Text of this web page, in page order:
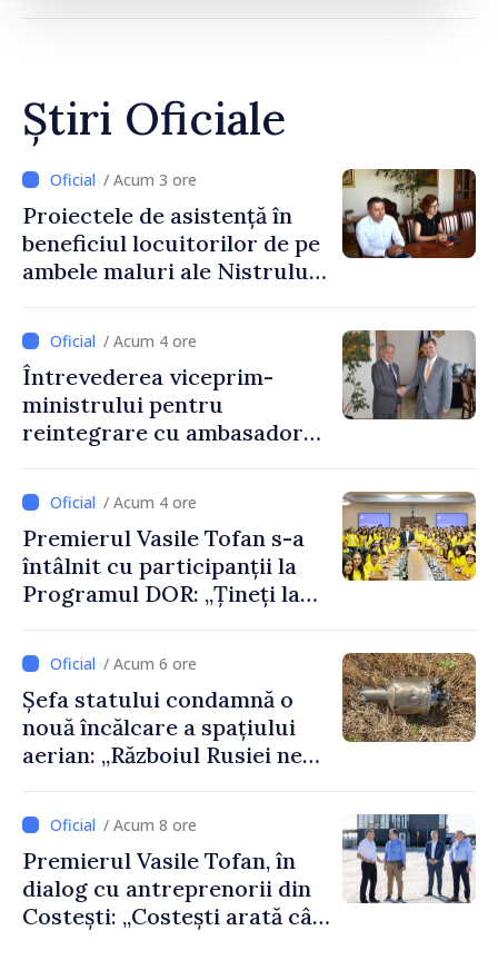
Știri Oficiale
/ Acum 3 ore
Proiectele de asistență în
beneficiul locuitorilor de pe
ambele maluri ale Nistrului
viceprim-ministrului cu
reprezentanta rezidentă a
PNUD în Republica Moldova,
Daniela Gasparikova
/ Acum 4 ore
Întrevederea viceprim-
ministrului pentru
reintegrare cu ambasadorul
Moldova
/ Acum 4 ore
Premierul Vasile Tofan s-a
întâlnit cu participanții la
Programul DOR: „Țineți la
feriți de încercări și greșeli –
doar astfel puteți reuși”
/ Acum 6 ore
Șefa statului condamnă o
nouă încălcare a spațiului
aerian: „Războiul Rusiei ne
/ Acum 8 ore
Premierul Vasile Tofan, în
dialog cu antreprenorii din
Costești: „Costești arată cât